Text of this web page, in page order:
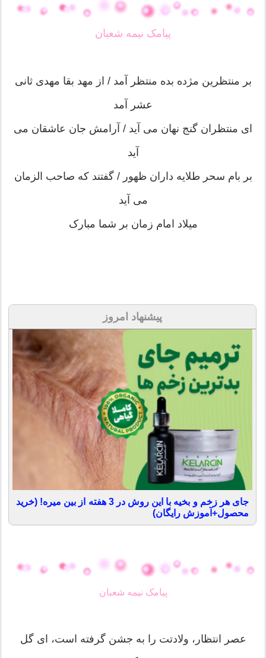
پیامک نیمه شعبان
بر منتظرین مژده بده منتظر آمد / از مهد بقا مهدى ثانى
عشر آمد
ای منتظران گنج نهان می آید / آرامش جان عاشقان می
آید
بر بام سحر طلایه داران ظهور / گفتند که صاحب الزمان
می آید
میلاد امام زمان بر شما مبارک
پیشنهاد امروز
جای هر زخم و بخیه با این روش در 3 هفته از بین میره! (خرید
محصول+آموزش رایگان)
پیامک نیمه شعبان
عصر انتظار، ولادتت را به جشن گرفته است، ای گل